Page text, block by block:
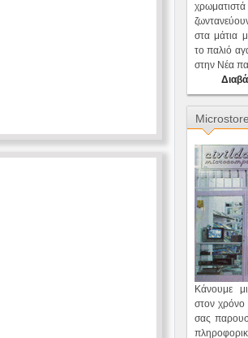
στα μάτια
το παλιό
στην Νέα
Κάνουμε
στον χρόνο
σας